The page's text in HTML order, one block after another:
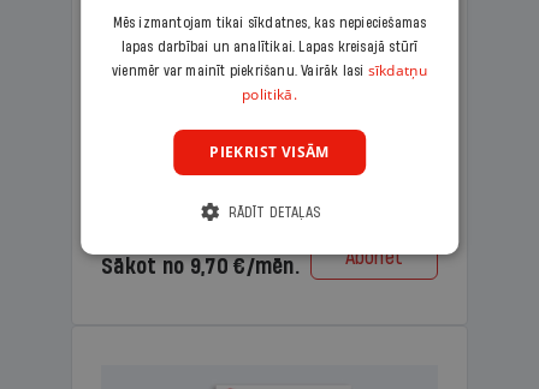
KOMPLEKTS IR + LASIS
Ģimenes komplekts – aizraujošs
lasāmžurnāls bērniem un analītiska
lasāmviela vecākiem.
Sākot no 9,70 €/mēn. Abonēt
Mēs izmantojam tikai sīkdatnes, kas nepieciešamas
lapas darbībai un analītikai. Lapas kreisajā stūrī
vienmēr var mainīt piekrišanu. Vairāk lasi sīkdatņu
politikā.
PIEKRIST VISĀM
RĀDĪT DETAĻAS